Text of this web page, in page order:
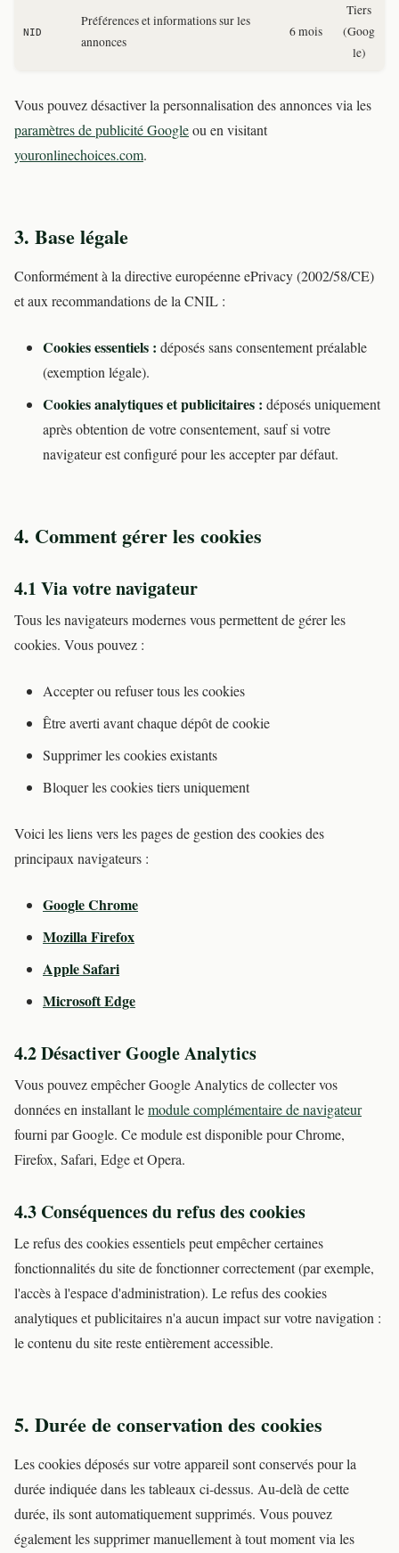
NID
Préférences et informations sur les
annonces
6 mois
Tiers
(Goog
le)
Vous pouvez désactiver la personnalisation des annonces via les
paramètres de publicité Googleou en visitant
youronlinechoices.com.
3. Base légale
Conformément à la directive européenne ePrivacy (2002/58/CE)
et aux recommandations de la CNIL :
Cookies essentiels : déposés sans consentement préalable
(exemption légale).
Cookies analytiques et publicitaires : déposés uniquement
après obtention de votre consentement, sauf si votre
navigateur est configuré pour les accepter par défaut.
4. Comment gérer les cookies
4.1 Via votre navigateur
Tous les navigateurs modernes vous permettent de gérer les
cookies. Vous pouvez :
Accepter ou refuser tous les cookies
Être averti avant chaque dépôt de cookie
Supprimer les cookies existants
Bloquer les cookies tiers uniquement
Voici les liens vers les pages de gestion des cookies des
principaux navigateurs :
Google Chrome
Mozilla Firefox
Apple Safari
Microsoft Edge
4.2 Désactiver Google Analytics
Vous pouvez empêcher Google Analytics de collecter vos
données en installant lemodule complémentaire de navigateur
fourni par Google. Ce module est disponible pour Chrome,
Firefox, Safari, Edge et Opera.
4.3 Conséquences du refus des cookies
Le refus des cookies essentiels peut empêcher certaines
fonctionnalités du site de fonctionner correctement (par exemple,
l'accès à l'espace d'administration). Le refus des cookies
analytiques et publicitaires n'a aucun impact sur votre navigation :
le contenu du site reste entièrement accessible.
5. Durée de conservation des cookies
Les cookies déposés sur votre appareil sont conservés pour la
durée indiquée dans les tableaux ci-dessus. Au-delà de cette
durée, ils sont automatiquement supprimés. Vous pouvez
également les supprimer manuellement à tout moment via les